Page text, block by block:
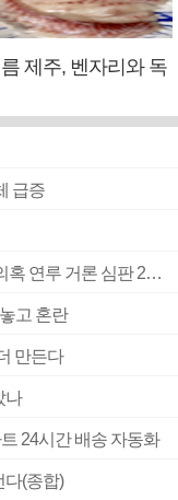
제주, 벤자리와 독
급증
■ 축구협회 ‘성 접대’ 의혹 일파만파…日도 의혹 연루 거론 심판 2명 조사
고 혼란
만든다
나
24시간 배송 자동화
다(종합)